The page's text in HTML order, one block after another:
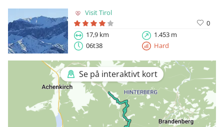
Visit Tirol
0
17,9 km
1.453 m
06t38
Hard
Se på interaktivt kort